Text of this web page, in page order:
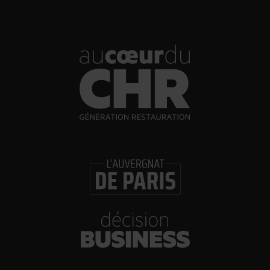
30/07/2026
Incendies : l’aide d’urgence rehaussée à 8 000 €
pour les indépendants, l’autoroute A63 réouverte
Les Bold Woman Dinners de Veuve Clicquot de
retour
30/07/2026
Glenn Viel et Brandon Dehan ouvrent la première